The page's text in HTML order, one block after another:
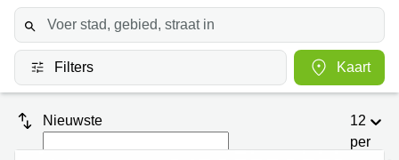
Coworking
Vergaderruimten
Virtueel
Kantoor
Amsterdam
Westpoort
Bergen
op
Zoom
Amersfoort
Breda
Bergen
op
Zoom
Kantoor
huren
Kantoor
huren
Huurprijs
Log in
Filters Kaart
Nieuwste
12
per